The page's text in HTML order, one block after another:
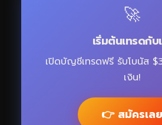
🚀
เริ่มต้นเทรดกับ
เปิดบัญชีเทรดฟรี รับโบนัส
เงิน!
👉 สมัครเลย